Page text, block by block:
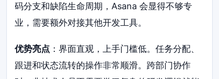
码分支和缺陷生命周期，Asana 会显得不够专
业，需要额外对接其他开发工具。
优势亮点 ：界面直观，上手门槛低。任务分配、
跟进和状态流转的操作非常顺滑。跨部门协作